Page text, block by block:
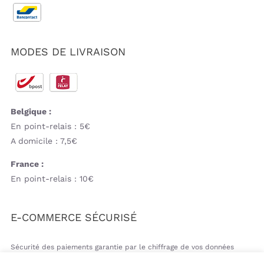
MODES DE LIVRAISON
Belgique :
En point-relais : 5€
A domicile : 7,5€
France :
En point-relais : 10€
E-COMMERCE SÉCURISÉ
Sécurité des paiements garantie par le chiffrage de vos données